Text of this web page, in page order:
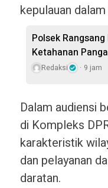
kepulauan
Polsek
Ketahanan
Redaksi 9 jam
Dalam audiensi
di Kompleks
karakteristik
dan pelayanan
daratan.